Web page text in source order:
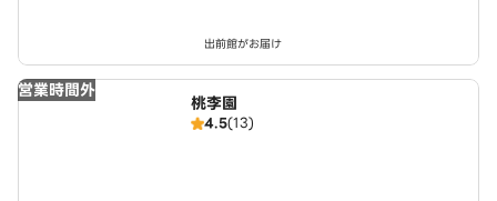
出前館がお届け
営業時間外
桃李園
4.5(13)